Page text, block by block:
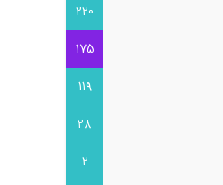
220
175
119
28
2